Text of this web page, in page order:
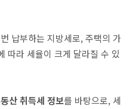
납부하는 지방세로, 주택의 가
따라 세율이 크게 달라질 수 있
산 취득세 정보를 바탕으로, 세